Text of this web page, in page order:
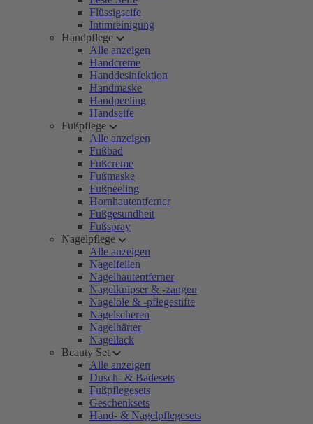
Flüssigseife
Intimreinigung
Handpflege
Alle anzeigen
Handcreme
Handdesinfektion
Handmaske
Handpeeling
Handseife
Fußpflege
Alle anzeigen
Fußbad
Fußcreme
Fußmaske
Fußpeeling
Hornhautentferner
Fußgesundheit
Fußspray
Nagelpflege
Alle anzeigen
Nagelfeilen
Nagelhautentferner
Nagelknipser & -zangen
Nagelöle & -pflegestifte
Nagelscheren
Nagelhärter
Nagellack
Beauty Set
Alle anzeigen
Dusch- & Badesets
Fußpflegesets
Geschenksets
Hand- & Nagelpflegesets